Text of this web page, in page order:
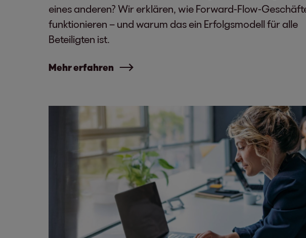
eines anderen? Wir erklären, wie Forward-Flow-
funktionieren – und warum das ein Erfolgsmodell für alle
Beteiligten ist.
Mehr erfahren